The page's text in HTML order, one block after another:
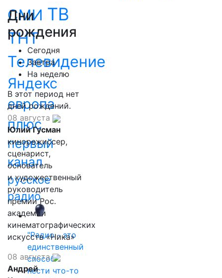
СМИ ТВ
ТНТ
Телевидение
Яндекс
европа
плюс
первый
канал
русское
радио
"Радио - это
единственный
способ
нести что-то
Дни
рождения
Сегодня
Завтра
На неделю
В этот период нет
дней рождений.
08 августа
Юлий Гусман
кинорежиссер,
сценарист,
основатель
и художественный
руководитель
премии Рос.
академии
кинематографических
искусств «Ника»
08 августа
Андрей